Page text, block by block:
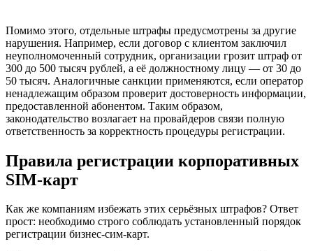
Помимо этого, отдельные штрафы предусмотрены за другие
нарушения. Например, если договор с клиентом заключил
неуполномоченный сотрудник, организации грозит штраф от
300 до 500 тысяч рублей, а её должностному лицу — от 30 до
50 тысяч. Аналогичные санкции применяются, если оператор
ненадлежащим образом проверит достоверность информации,
предоставленной абонентом. Таким образом,
законодательство возлагает на провайдеров связи полную
ответственность за корректность процедуры регистрации.
Правила регистрации корпоративных
SIM-карт
Как же компаниям избежать этих серьёзных штрафов? Ответ
прост: необходимо строго соблюдать установленный порядок
регистрации бизнес-сим-карт.